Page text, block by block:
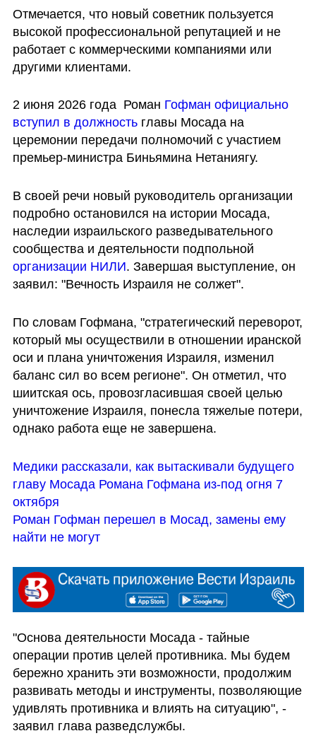
Отмечается, что новый советник пользуется
высокой профессиональной репутацией и не
работает с коммерческими компаниями или
другими клиентами.
2 июня 2026 года  Роман Гофман официально
вступил в должность главы Мосада на
церемонии передачи полномочий с участием
премьер-министра Биньямина Нетаниягу.
В своей речи новый руководитель организации
подробно остановился на истории Мосада,
наследии израильского разведывательного
организации НИЛИ. Завершая выступление, он
заявил: "Вечность Израиля не солжет".
По словам Гофмана, "стратегический переворот,
который мы осуществили в отношении иранской
оси и плана уничтожения Израиля, изменил
баланс сил во всем регионе". Он отметил, что
шиитская ось, провозгласившая своей целью
уничтожение Израиля, понесла тяжелые потери,
однако работа еще не завершена.
Медики рассказали, как вытаскивали будущего
главу Мосада Романа Гофмана из-под огня 7
октября
Роман Гофман перешел в Мосад, замены ему
найти не могут
"Основа деятельности Мосада - тайные
операции против целей противника. Мы будем
бережно хранить эти возможности, продолжим
развивать методы и инструменты, позволяющие
удивлять противника и влиять на ситуацию", -
заявил глава разведслужбы.